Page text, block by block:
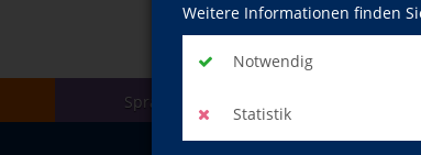
Weitere Informationen finden
Notwendig
Statistik
Sprachen